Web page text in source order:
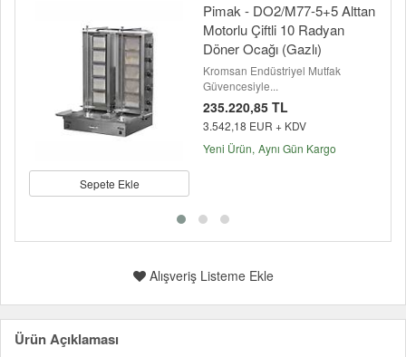
Sepete Ekle
Pimak - DO2/M77-5+5 Alttan
Motorlu Çiftli 10 Radyan
Döner Ocağı (Gazlı)
Kromsan Endüstriyel Mutfak
Güvencesiyle...
235.220,85 TL
3.542,18 EUR + KDV
Yeni Ürün Aynı Gün Kargo
Alışveriş Listeme Ekle
Ürün Açıklaması